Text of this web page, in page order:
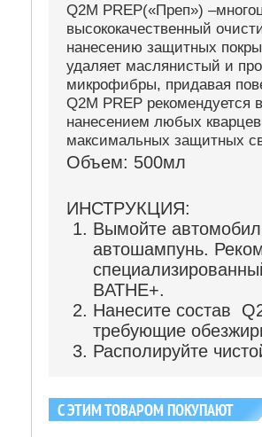
Q2M PREP(«Преп»)
высококачественный
нанесению защитных
удаляет маслянистый и
микрофибры, придавая
Q2M PREP рекомендуется
нанесением любых
максимальных защитных
Объем: 500мл
ИНСТРУКЦИЯ:
Вымойте
автошампунь.
BATHE+.
Нанесите состав
требующие
Располируйте
С ЭТИМ ТОВАРОМ ПОКУПАЮТ